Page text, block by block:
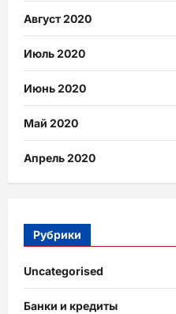
Август 2020
Июль 2020
Июнь 2020
Май 2020
Апрель 2020
Рубрики
Uncategorised
Банки и кредиты